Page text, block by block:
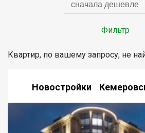
сначала дешевле
Фильтр
Квартир, по вашему запросу, не
Новостройки